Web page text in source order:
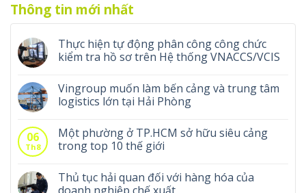
Thông tin mới nhất
Thực hiện tự động phân công công chức
kiểm tra hồ sơ trên Hệ thống VNACCS/VCIS
Vingroup muốn làm bến cảng và trung tâm
logistics lớn tại Hải Phòng
06
Th8
Một phường ở TP.HCM sở hữu siêu cảng
trong top 10 thế giới
Thủ tục hải quan đối với hàng hóa của